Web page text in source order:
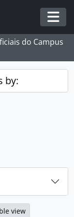
do Campus
by:
view